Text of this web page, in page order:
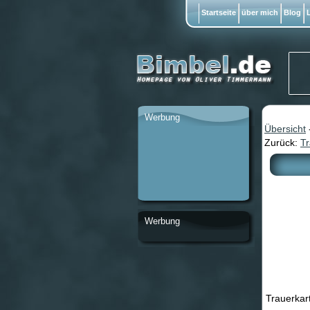
Übersicht
Zurück:
Werbung
Werbung
Startseite über mich Blog